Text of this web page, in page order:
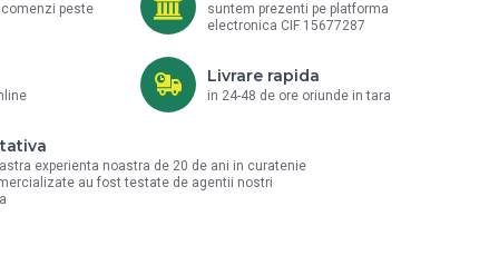
peste
suntem prezenti pe platforma
electronica CIF 15677287
Livrare rapida
in 24-48 de ore oriunde in tara
experienta noastra de 20 de ani in curatenie
au fost testate de agentii nostri